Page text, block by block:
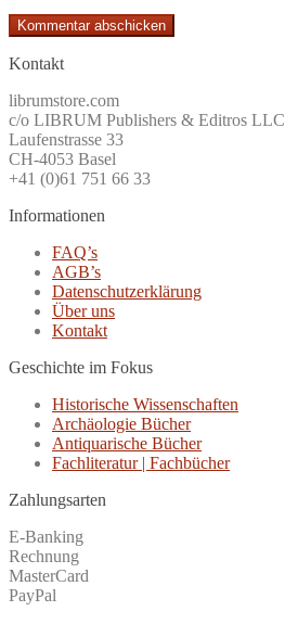
Kontakt
librumstore.com
c/o LIBRUM Publishers & Editros LLC
Laufenstrasse 33
CH-4053 Basel
+41 (0)61 751 66 33
Informationen
FAQ’s
AGB’s
Datenschutzerklärung
Über uns
Kontakt
Geschichte im Fokus
Historische Wissenschaften
Archäologie Bücher
Antiquarische Bücher
Fachliteratur | Fachbücher
Zahlungsarten
E-Banking
Rechnung
MasterCard
PayPal